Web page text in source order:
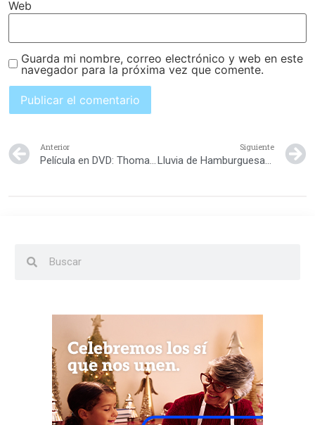
Web
Guarda mi nombre, correo electrónico y web en este
navegador para la próxima vez que comente.
Anterior
Película en DVD: Thomas y sus amigos
Siguiente
Lluvia de Hamburguesas 2